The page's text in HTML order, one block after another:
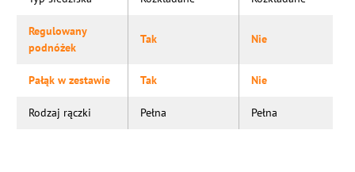
Regulowany
podnóżek
Tak Nie
Pałąk w zestawie Tak Nie
Rodzaj rączki Pełna Pełna